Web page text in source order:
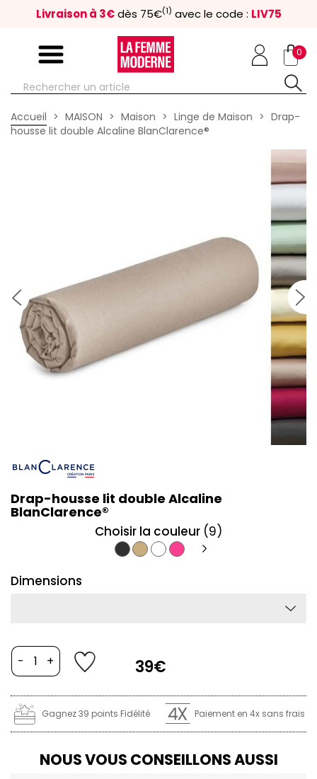
Livraison à 3€ dès 75€(1) avec le code : LIV75
0
Accueil MAISON Maison Linge de Maison
Drap-
housse lit double Alcaline BlanClarence®
Drap-housse lit double Alcaline
BlanClarence®
Choisir la couleur (9)
Anthracite
BeigeBlancFuschia
Dimensions
39€
- +
Gagnez 39 points Fidélité Paiement en 4x sans frais
NOUS VOUS CONSEILLONS AUSSI